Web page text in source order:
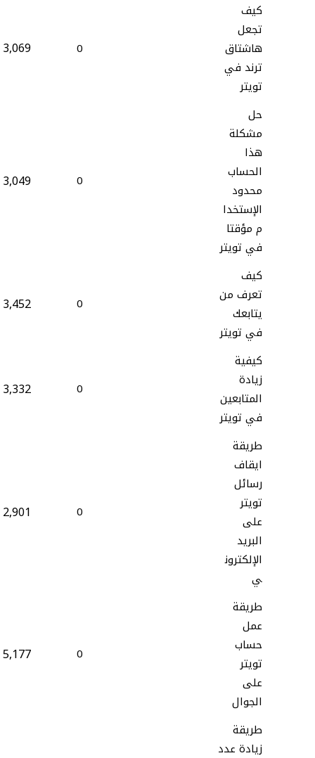
كيف
تجعل
هاشتاق
ترند في
تويتر
0
3,069
حل
مشكلة
هذا
الحساب
محدود
الإستخدا
م مؤقتا
في تويتر
0
3,049
كيف
تعرف من
يتابعك
في تويتر
0
3,452
كيفية
زيادة
المتابعين
في تويتر
0
3,332
طريقة
ايقاف
رسائل
تويتر
على
البريد
الإلكترون
ي
0
2,901
طريقة
عمل
حساب
تويتر
على
الجوال
0
5,177
طريقة
زيادة عدد